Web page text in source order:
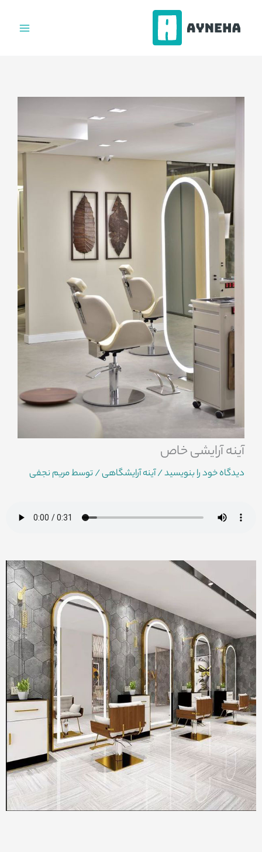
آینه آرایشی خاص
دیدگاه‌ خود را بنویسید/آینه آرایشگاهی/ توسطمریم نجفی